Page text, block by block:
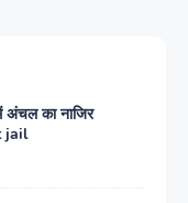
अंचल का नाजिर
jail